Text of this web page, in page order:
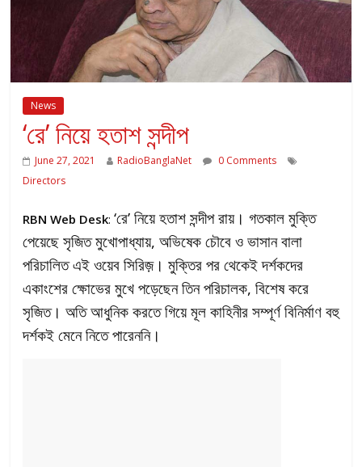
News
‘রে’ নিয়ে হতাশ সন্দীপ
June 27, 2021 RadioBanglaNet
0 Comments
Directors
RBN Web Desk:‘রে’ নিয়ে হতাশ সন্দীপ রায়। গতকাল মুক্তি
পেয়েছে সৃজিত মুখোপাধ্যায়, অভিষেক চৌবে ও ভাসান বালা
পরিচালিত এই ওয়েব সিরিজ়। মুক্তির পর থেকেই দর্শকদের
একাংশের ক্ষোভের মুখে পড়েছেন তিন পরিচালক, বিশেষ করে
সৃজিত। অতি আধুনিক করতে গিয়ে মূল কাহিনীর সম্পূর্ণ বিনির্মাণ বহু
দর্শকই মেনে নিতে পারেননি।